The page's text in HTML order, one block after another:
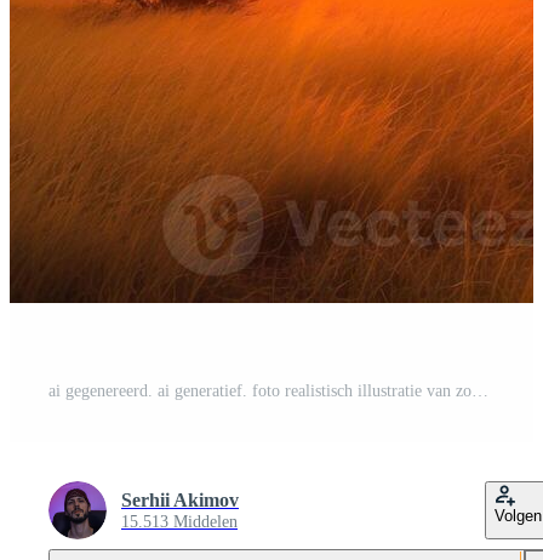
ai gegenereerd. ai generatief. foto realistisch illustratie van zonsondergang boom van leven buitenshuis tafereel. grafisch kunst Pro Foto
Serhii Akimov
15.513 Middelen Volgen